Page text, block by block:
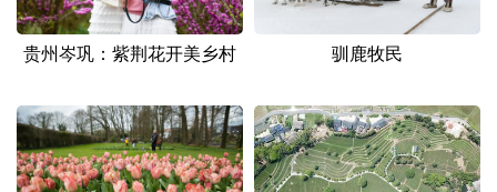
贵州岑巩：紫荆花开美乡村 驯鹿牧民